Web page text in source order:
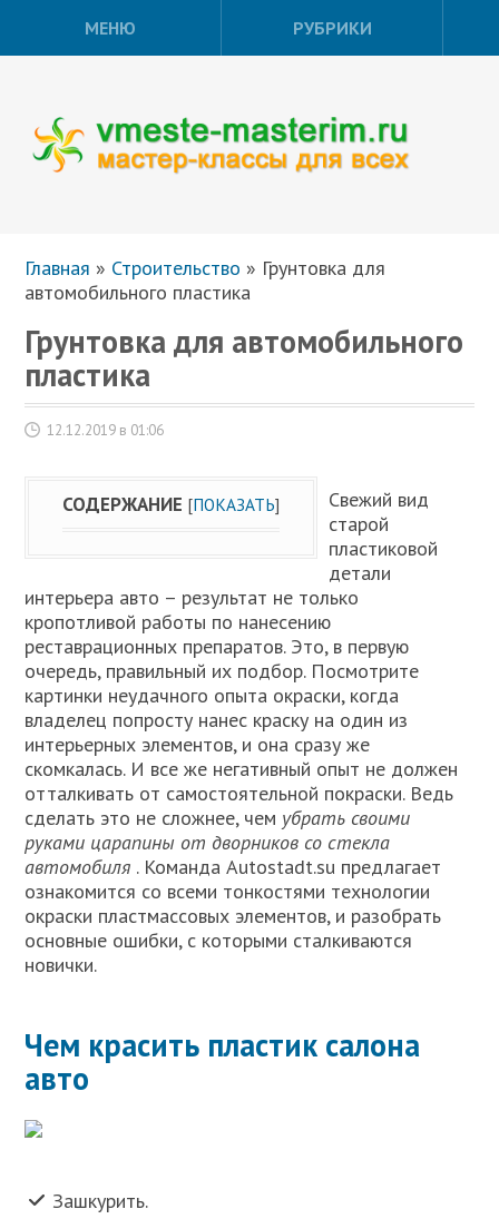
МЕНЮ РУБРИКИ
Главная » Строительство » Грунтовка для
автомобильного пластика
Грунтовка для автомобильного
пластика
12.12.2019 в 01:06
СОДЕРЖАНИЕ [ПОКАЗАТЬ]
Свежий вид
старой
пластиковой
детали
интерьера авто – результат не только
кропотливой работы по нанесению
реставрационных препаратов. Это, в первую
очередь, правильный их подбор. Посмотрите
картинки неудачного опыта окраски, когда
владелец попросту нанес краску на один из
интерьерных элементов, и она сразу же
скомкалась. И все же негативный опыт не должен
отталкивать от самостоятельной покраски. Ведь
сделать это не сложнее, чем убрать своими
руками царапины от дворников со стекла
автомобиля . Команда Autostadt.su предлагает
ознакомится со всеми тонкостями технологии
окраски пластмассовых элементов, и разобрать
основные ошибки, с которыми сталкиваются
новички.
Чем красить пластик салона
авто
Зашкурить.